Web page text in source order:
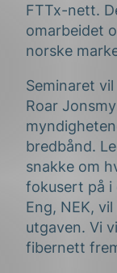
FTTx-nett.
omarbeidet
norske
Seminaret
Roar
bredbånd.
snakke om
fokusert på i
Eng, NEK,
utgaven. Vi
fibernett